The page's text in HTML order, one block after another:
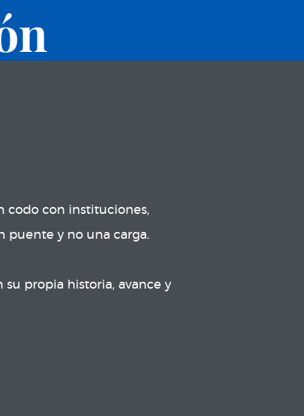
codo con instituciones,
puente y no una carga.
propia historia, avance y